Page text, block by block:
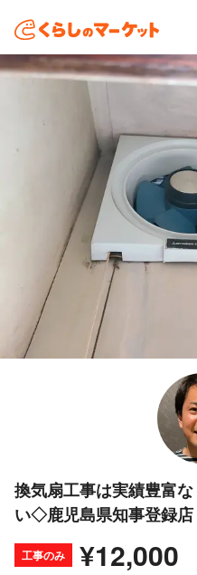
換気扇工事は実績豊富
い◇鹿児島県知事登録店
工事のみ ¥12,000